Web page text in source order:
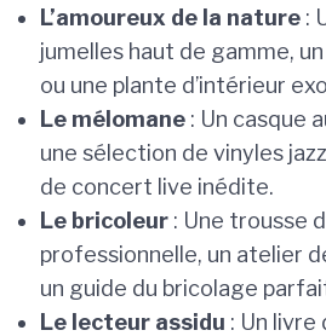
L’amoureux de la nature :
jumelles haut de gamme,
ou une plante d’intérieur
Le mélomane : Un casque
une sélection de vinyles
de concert live inédite.
Le bricoleur : Une trousse
professionnelle, un atelier
un guide du bricolage
Le lecteur assidu : Un livre